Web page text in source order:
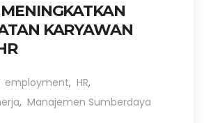
KARYAWAN
employment, HR,
, Manajemen Sumberdaya